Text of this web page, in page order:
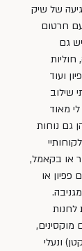
של שיק
עם חרטום
גם
חוליות
ועוד
שילוב
מאוד
גם נוחות
או בקאמל,
פפיון או
לחנות
מוקסינים,
ונעלי